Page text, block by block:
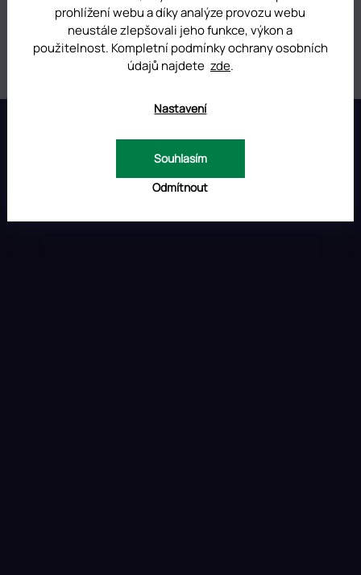
prohlížení webu a díky analýze provozu webu
neustále zlepšovali jeho funkce, výkon a
použitelnost. Kompletní podmínky ochrany osobních
údajů najdete zde.
Nastavení
Odmítnout
Souhlasím
Kategorie: Dual Forms
Hmotnost: 0.01 kg